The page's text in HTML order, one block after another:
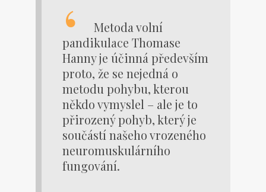
Metoda volní
pandikulace Thomase
Hanny je účinná především
proto, že se nejedná o
metodu pohybu, kterou
někdo vymyslel – ale je to
přirozený pohyb, který je
součástí našeho vrozeného
neuromuskulárního
fungování.